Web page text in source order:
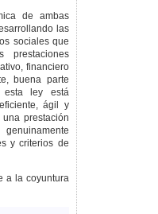
de ambas
las
sociales que
prestaciones
financiero
buena parte
esta ley está
ágil y
prestación
y criterios de
a la coyuntura